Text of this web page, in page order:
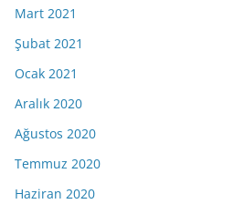
Mart 2021
Şubat 2021
Ocak 2021
Aralık 2020
Ağustos 2020
Temmuz 2020
Haziran 2020